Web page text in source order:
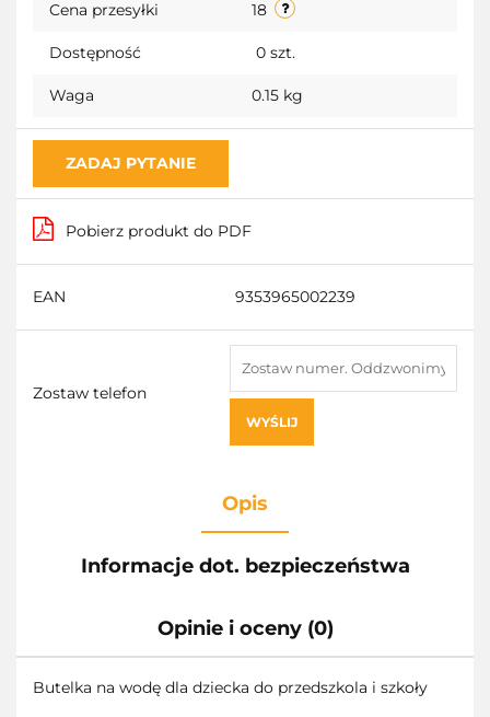
Cena przesyłki 18
Dostępność 0 szt.
Waga 0.15 kg
ZADAJ PYTANIE
Pobierz produkt do PDF
EAN 9353965002239
Zostaw telefon
WYŚLIJ
Opis
Informacje dot. bezpieczeństwa
Opinie i oceny (0)
Butelka na wodę dla dziecka do przedszkola i szkoły